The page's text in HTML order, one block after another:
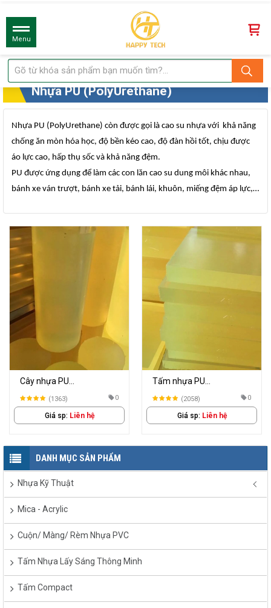
Menu
Nhựa PU (PolyUrethane)
Nhựa PU (PolyUrethane) còn được gọi là cao su nhựa với khả năng
chống ăn mòn hóa học, độ bền kéo cao, độ đàn hồi tốt, chịu được
áo lực cao, hấp thụ sốc và khả năng đệm.
PU được ứng dụng để làm các con lăn cao su dung môi khác nhau,
bánh xe ván trượt, bánh xe tải, bánh lái, khuôn, miếng đệm áp lực,…
Cây nhựa PU
(PolyUrethane)
(1363) 0
Giá sp: Liên hệ
Tấm nhựa PU
(PolyUrethane)
(2058) 0
Giá sp: Liên hệ
DANH MỤC SẢN PHẨM
Nhựa Kỹ Thuật
Mica - Acrylic
Cuộn/ Màng/ Rèm Nhựa PVC
Tấm Nhựa Lấy Sáng Thông Minh
Tấm Compact